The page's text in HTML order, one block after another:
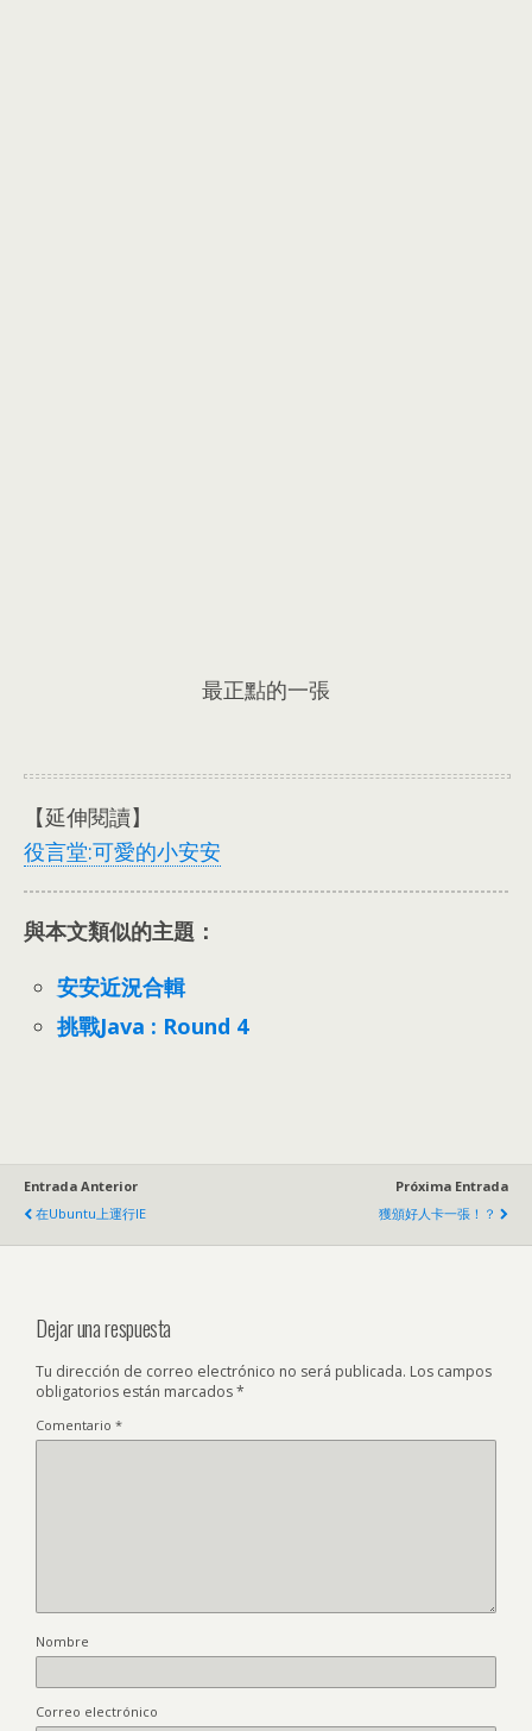
最正點的一張
【延伸閱讀】
役言堂:可愛的小安安
與本文類似的主題：
安安近況合輯
挑戰Java : Round 4
Entrada Anterior
在Ubuntu上運行IE
Próxima Entrada
獲頒好人卡一張！？
Dejar una respuesta
Tu dirección de correo electrónico no será publicada. Los campos
obligatorios están marcados*
Comentario *
Nombre
Correo electrónico